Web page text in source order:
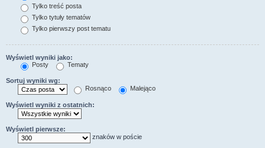
Tylko treść posta
Tylko tytuły tematów
Tylko pierwszy post tematu
Wyświetl wyniki jako:
Posty
Tematy
Sortuj wyniki wg:
Rosnąco
Malejąco
Wyświetl wyniki z ostatnich:
Wyświetl pierwsze:
znaków w poście